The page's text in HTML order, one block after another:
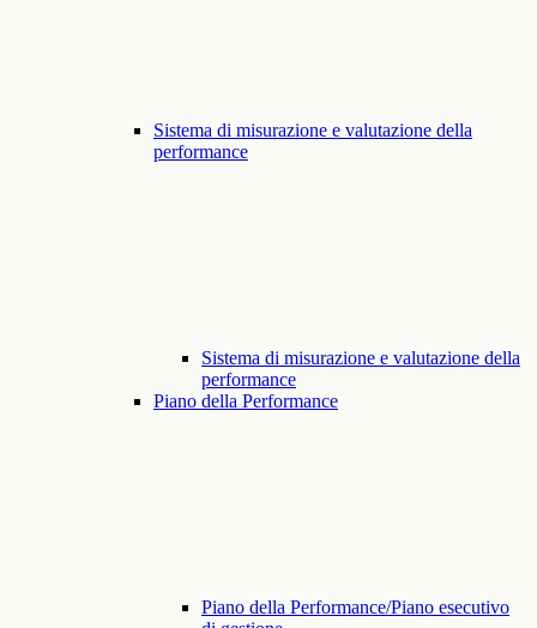
Sistema di misurazione e valutazione della
performance
Sistema di misurazione e valutazione della
performance
Piano della Performance
Piano della Performance/Piano esecutivo